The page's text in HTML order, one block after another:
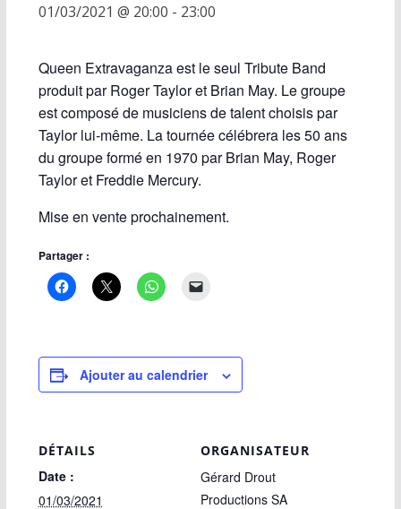
01/03/2021 @ 20:00 - 23:00
Queen Extravaganza est le seul Tribute Band
produit par Roger Taylor et Brian May. Le groupe
est composé de musiciens de talent choisis par
Taylor lui-même. La tournée célébrera les 50 ans
du groupe formé en 1970 par Brian May, Roger
Taylor et Freddie Mercury.
Mise en vente prochainement.
Partager :
Ajouter au calendrier
DÉTAILS
Date :
01/03/2021
ORGANISATEUR
Gérard Drout
Productions SA